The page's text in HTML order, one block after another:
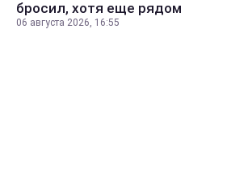
бросил, хотя еще рядом
06 августа 2026, 16:55